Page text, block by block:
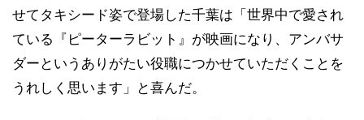
せてタキシード姿で登場した千葉は「世界中で愛され
ている『ピーターラビット』が映画になり、アンバサ
ダーというありがたい役職につかせていただくことを
うれしく思います」と喜んだ。